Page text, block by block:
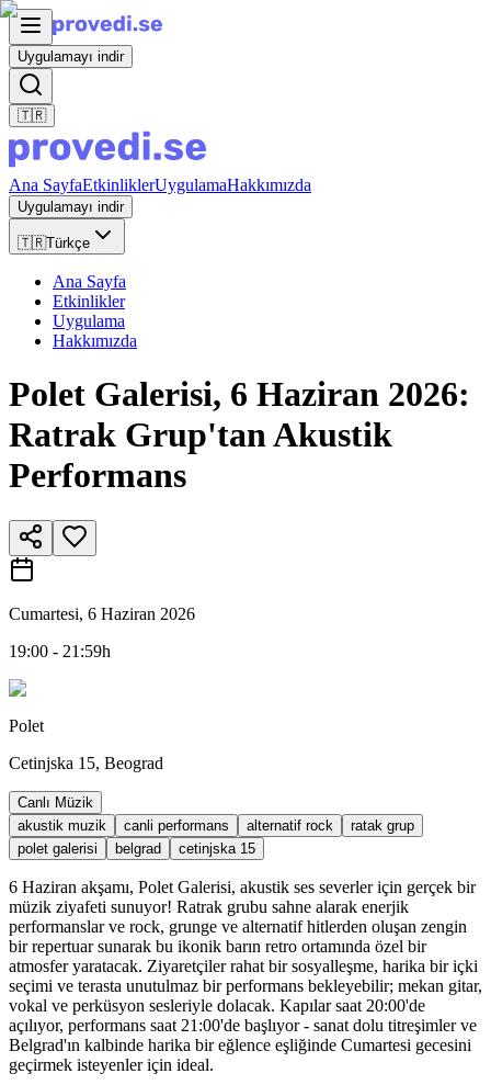
Uygulamayı indir
🇹🇷
Ana SayfaEtkinliklerUygulamaHakkımızda
Uygulamayı indir
🇹🇷Türkçe
Ana Sayfa
Etkinlikler
Uygulama
Hakkımızda
Polet Galerisi, 6 Haziran 2026:
Ratrak Grup'tan Akustik
Performans
Cumartesi, 6 Haziran 2026
19:00 - 21:59h
Polet
Cetinjska 15, Beograd
Canlı Müzik
akustik muzik
canli performans alternatif rock
ratak grup
polet galerisi
belgrad cetinjska 15
6 Haziran akşamı, Polet Galerisi, akustik ses severler için gerçek bir
müzik ziyafeti sunuyor! Ratrak grubu sahne alarak enerjik
performanslar ve rock, grunge ve alternatif hitlerden oluşan zengin
bir repertuar sunarak bu ikonik barın retro ortamında özel bir
atmosfer yaratacak. Ziyaretçiler rahat bir sosyalleşme, harika bir içki
seçimi ve terasta unutulmaz bir performans bekleyebilir; mekan gitar,
vokal ve perküsyon sesleriyle dolacak. Kapılar saat 20:00'de
açılıyor, performans saat 21:00'de başlıyor - sanat dolu titreşimler ve
Belgrad'ın kalbinde harika bir eğlence eşliğinde Cumartesi gecesini
geçirmek isteyenler için ideal.